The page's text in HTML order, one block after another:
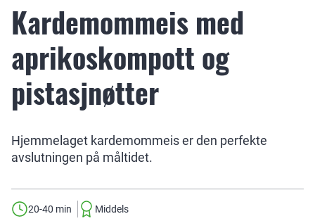
Kardemommeis med
aprikoskompott og
pistasjnøtter
Hjemmelaget kardemommeis er den perfekte
avslutningen på måltidet.
20-40 min Middels